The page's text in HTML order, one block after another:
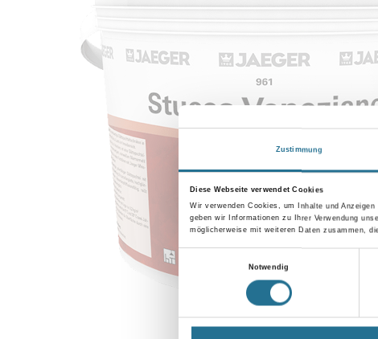
Zustimmung
Diese Webseite verwendet Cookies
Wir verwenden Cookies, um Inhalte und
geben wir Informationen zu Ihrer Verwendung
möglicherweise mit weiteren Daten zusammen,
Notwendig